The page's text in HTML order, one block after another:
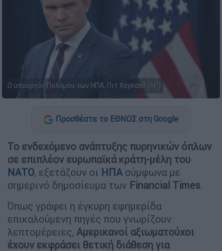
Ο υπουργός Πολέμου των ΗΠΑ, Πιτ Χέγκσεθ (AP)
Προσθέστε το ΕΘΝΟΣ στη Google
Το ενδεχόμενο ανάπτυξης πυρηνικών όπλων
σε επιπλέον ευρωπαϊκά κράτη-μέλη του
ΝΑΤΟ, εξετάζουν οι ΗΠΑ σύμφωνα με
σημερινό δημοσίευμα των Financial Times.
Όπως γράφει η έγκυρη εφημερίδα
επικαλούμενη πηγές που γνωρίζουν
λεπτομέρειες, Αμερικανοί αξιωματούχοι
έχουν εκφράσει θετική διάθεση για